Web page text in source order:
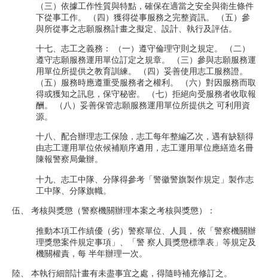
（三）依據工作性質與特點，確保在適當之安全與衛生條件
下從事工作。 （四）獲得從事服務之完整資訊。 （五）參
與所從事之志願服務計畫之擬定、設計、執行及評估。
十七、志工之義務： （一）遵守倫理守則之規定。 （二）
遵守志願服務運用單位訂定之規章。 （三）參與志願服務運
用單位所提供之教育訓練。 （四）妥善使用志工服務證。
（五）服務時應遵重受服務者之權利。 （六）對因服務而取
得或獲知之訊息，保守秘密。 （七）拒絕向受服務者收取報
酬。 （八）妥善保管志願服務運用單位所提供之 可利用資
源。
十八、配合辦理志工保險，志工每年整編乙次，遇有缺額得
由志工運用單位依候補順序遴用，志工運用單位應繕造名冊
陳報警察局彙辦。
十九、志工中隊、分隊得參考「警徽警旗製作規定」製作志
工中隊、分隊旗幟。
伍、 考核與獎懲（警察機關辦理本案之考核與獎懲）：
推動本項工作績優（劣）警察單位、人員， 依「警察機關辦
理獎懲案件規定事項」、「警 察人員獎懲標準表」等規定及
機關權責，每 半年辦理一次。
陸、 本執行細部計畫有未盡事宜之處，得隨時補充修訂之。